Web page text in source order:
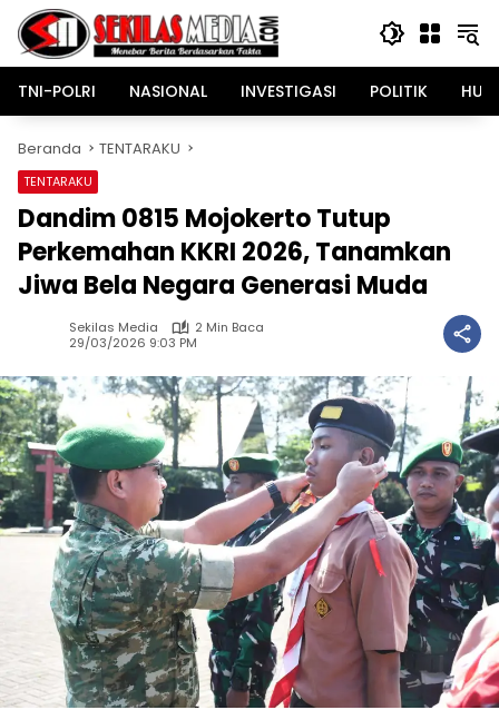
Langsung
konten
TNI-POLRI
NASIONAL INVESTIGASI POLITIK
Beranda TENTARAKU
TENTARAKU
Dandim 0815 Mojokerto Tutup
Perkemahan KKRI 2026, Tanamkan
Jiwa Bela Negara Generasi Muda
Sekilas Media
2 Min Baca
29/03/2026 9:03 PM